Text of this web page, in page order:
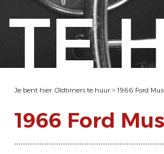
TE
Je bent hier: Oldtimers te huur > 1966 Ford
1966 Ford